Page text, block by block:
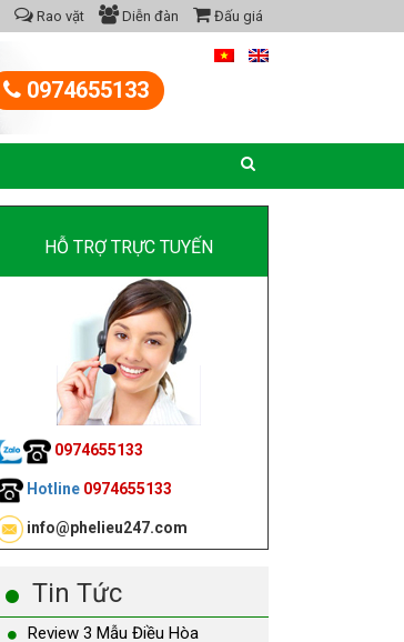
Rao vặt Diễn đàn Đấu giá
0974655133
HỖ TRỢ TRỰC TUYẾN
0974655133
Hotline 0974655133
info@phelieu247.com
Tin Tức
Review 3 Mẫu Điều Hòa